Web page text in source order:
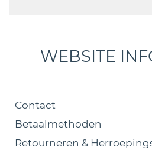
WEBSITE
Contact
Betaalmethoden
Retourneren &